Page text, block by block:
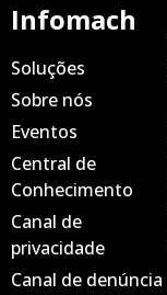
Infomach
Soluções
Sobre nós
Eventos
Central de
Conhecimento
Canal de
privacidade
Canal de denúncia